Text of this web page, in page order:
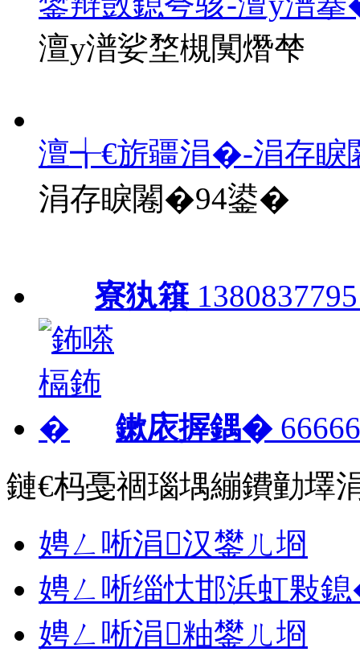
澶у潽娑堥槻闃熸梺
澶╅€旂疆涓�-涓存睙
涓存睙闂�94鍙�
寮犱簯
鏉庡搱鍝�
鏈€杩戞祻瑙堣繃鐨勭墿
娉ㄥ唽涓汉鐢ㄦ埛
娉ㄥ唽缁忕邯浜虹敤
娉ㄥ唽涓粙鐢ㄦ埛